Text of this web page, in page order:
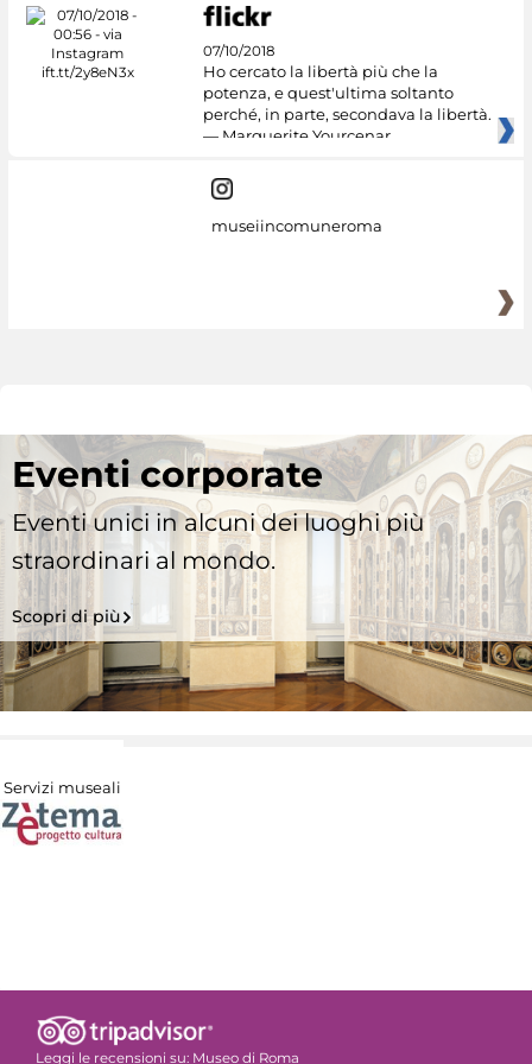
07/10/2018
Ho cercato la libertà più che la
potenza, e quest'ultima soltanto
perché, in parte, secondava la libertà.
— Marguerite Yourcenar
museiincomuneroma
Eventi corporate
Eventi unici in alcuni dei luoghi più
straordinari al mondo.
Scopri di più
Servizi museali
Leggi le recensioni su: Museo di Roma